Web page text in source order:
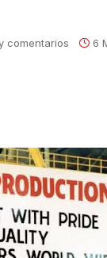
comentarios 6